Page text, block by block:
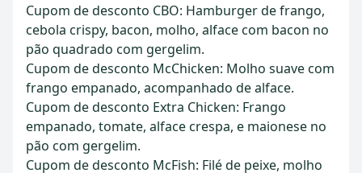
Cupom de desconto CBO: Hamburger de frango,
cebola crispy, bacon, molho, alface com bacon no
pão quadrado com gergelim.
Cupom de desconto McChicken: Molho suave com
frango empanado, acompanhado de alface.
Cupom de desconto Extra Chicken: Frango
empanado, tomate, alface crespa, e maionese no
pão com gergelim.
Cupom de desconto McFish: Filé de peixe, molho